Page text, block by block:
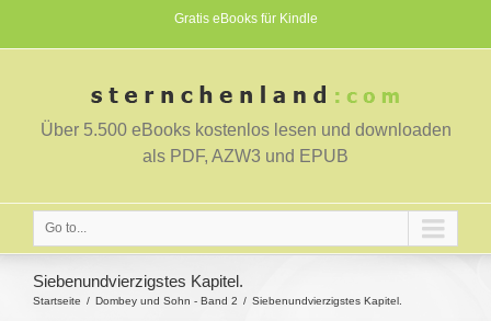
Gratis eBooks für Kindle
Über 5.500 eBooks kostenlos lesen und downloaden
als PDF, AZW3 und EPUB
Go to...
Siebenundvierzigstes Kapitel.
Startseite Dombey und Sohn - Band 2 Siebenundvierzigstes Kapitel.